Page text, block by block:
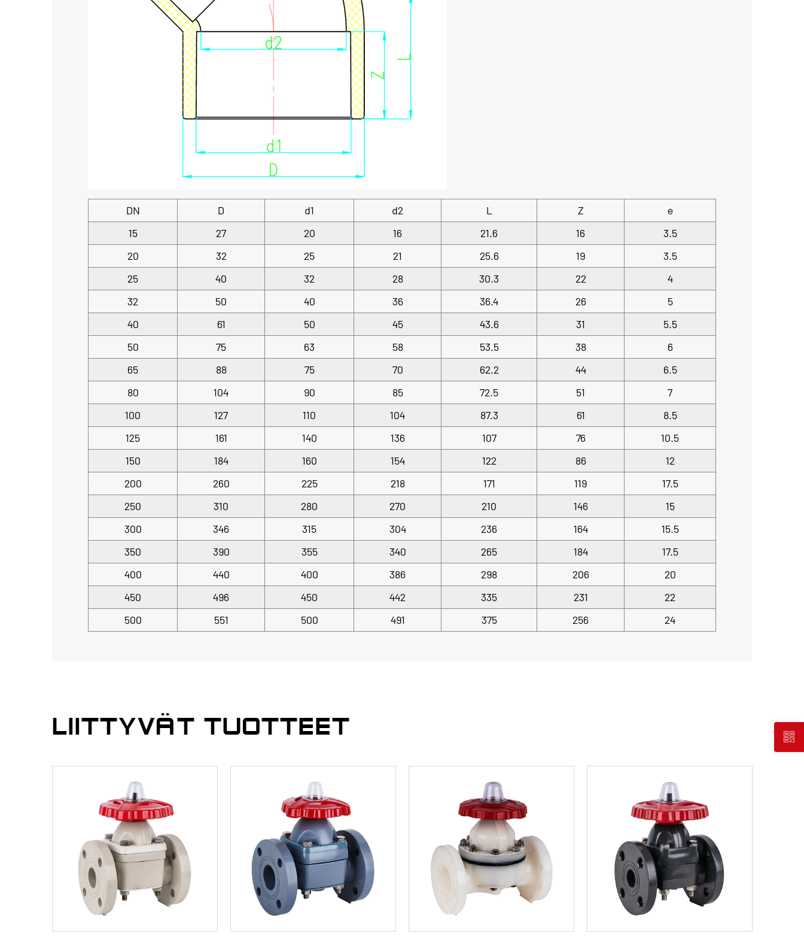
DN D d1 d2 L Z
e
15
27 20 16 21.6 16
3.5
20
32 25 21 25.6 19
3.5
25
40 32 28 30.3 22
4
32
50 40 36 36.4 26
5
40
61 50 45 43.6 31
5.5
50
75 63 58 53.5 38
6
65
88 75 70 62.2 44
6.5
80
104 90 85 72.5 51
7
100
127 110 104 87.3 61
8.5
125
161 140 136 107 76
10.5
150
184 160 154 122 86
12
200
260 225 218 171 119
17.5
250
310 280 270 210 146
15
300
346 315 304 236 164
15.5
350
390 355 340 265 184
17.5
400
440 400 386 298 206
20
450
496 450 442 335 231
22
500
551 500 491 375 256 24
LIITTYVÄT TUOTTEET